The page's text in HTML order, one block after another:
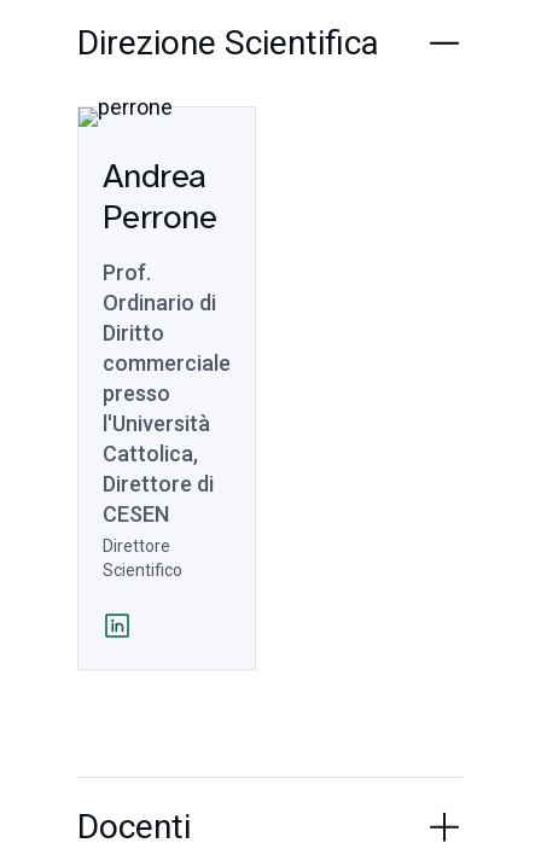
Direzione Scientifica
Andrea
Perrone
Prof.
Ordinario di
Diritto
commerciale
presso
l'Università
Cattolica,
Direttore di
CESEN
Direttore
Scientifico
Docenti